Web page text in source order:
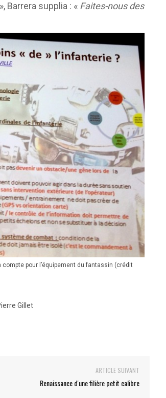
Barrera supplia : « Faites-nous des
pour l’équipement du fantassin (crédit
Gillet
ARTICLE SUIVANT
Renaissance d'une filière petit calibre